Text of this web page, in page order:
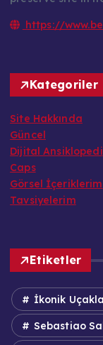
https://
Kategoriler
Site Hakkında
Güncel
Dijital Ansiklopedi
Caps
Görsel İçeriklerim
Tavsiyelerim
Etiketler
İkonik
Sebastiao